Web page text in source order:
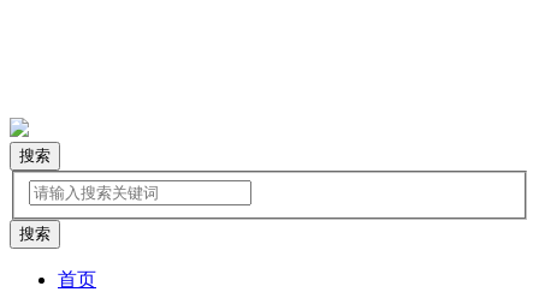
搜索
首页